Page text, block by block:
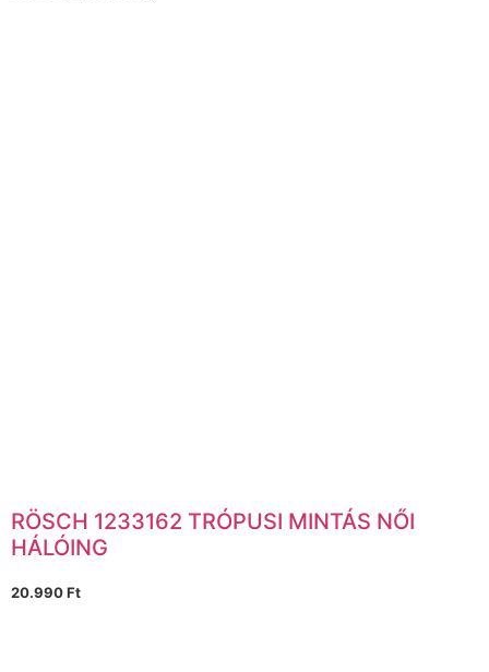
RÖSCH 1233162 TRÓPUSI MINTÁS NŐI
HÁLÓING
20.990Ft